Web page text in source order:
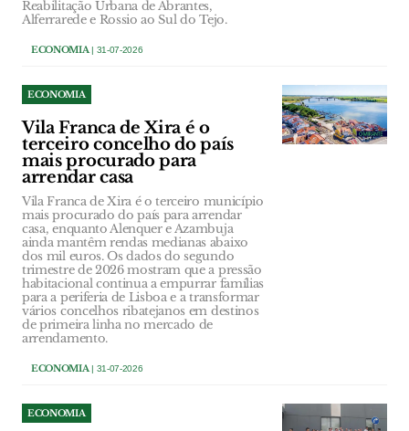
Reabilitação Urbana de Abrantes,
Alferrarede e Rossio ao Sul do Tejo.
ECONOMIA | 31-07-2026
ECONOMIA
Vila Franca de Xira é o
terceiro concelho do país
mais procurado para
arrendar casa
Vila Franca de Xira é o terceiro município
mais procurado do país para arrendar
casa, enquanto Alenquer e Azambuja
ainda mantêm rendas medianas abaixo
dos mil euros. Os dados do segundo
trimestre de 2026 mostram que a pressão
habitacional continua a empurrar famílias
para a periferia de Lisboa e a transformar
vários concelhos ribatejanos em destinos
de primeira linha no mercado de
arrendamento.
ECONOMIA | 31-07-2026
ECONOMIA